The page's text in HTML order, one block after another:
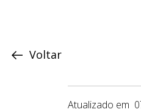
Voltar
Atualizado em